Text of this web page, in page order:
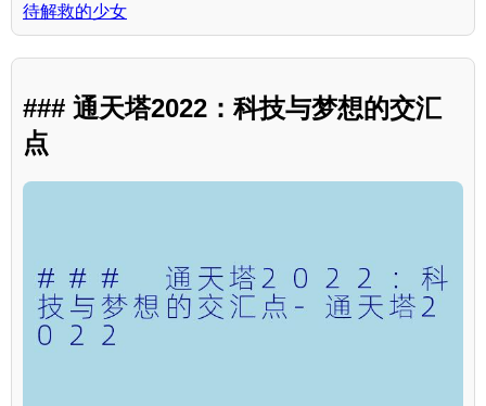
待解救的少女
### 通天塔2022：科技与梦想的交汇
点